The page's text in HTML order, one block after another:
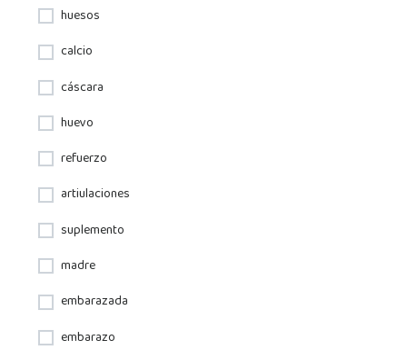
huesos
calcio
cáscara
huevo
refuerzo
artiulaciones
suplemento
madre
embarazada
embarazo